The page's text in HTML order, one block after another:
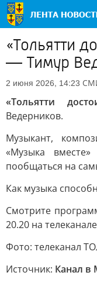
«Тольятти
— Тимур
2 июня 2026, 14:23
«Тольятти
Ведерников.
Музыкант,
«Музыка
пообщаться на
Как музыка
Смотрите
20.20 на
Фото: телеканал
Источник: Канал в